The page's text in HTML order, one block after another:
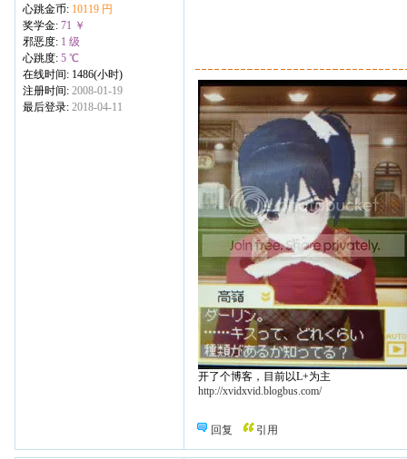
心跳金币: 10119 円
奖学金: 71 ￥
邪恶度: 1 级
心跳度: 5 ℃
在线时间: 1486(小时)
注册时间: 2008-01-19
最后登录: 2018-04-11
开了个博客，目前以L+为主
http://xvidxvid.blogbus.com/
回复 引用